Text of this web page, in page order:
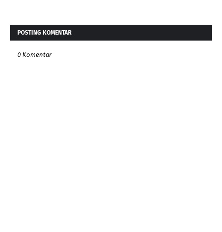
POSTING KOMENTAR
0 Komentar